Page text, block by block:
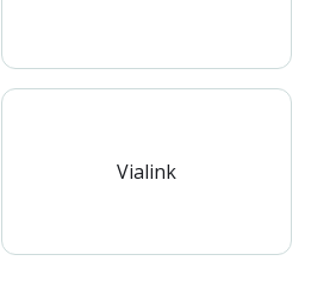
Vialink